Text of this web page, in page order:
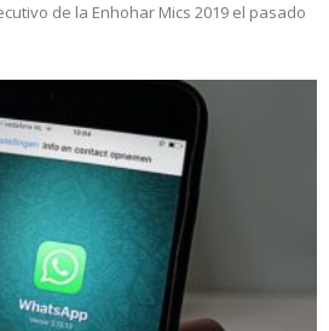
de la Enhohar Mics 2019 el pasado